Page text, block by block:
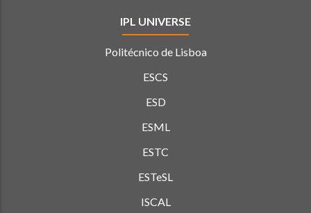
IPL UNIVERSE
Politécnico de Lisboa
ESCS
ESD
ESML
ESTC
ESTeSL
ISCAL